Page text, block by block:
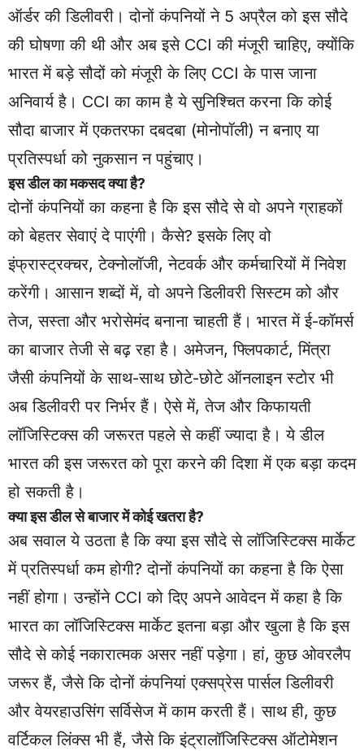
ऑर्डर की डिलीवरी। दोनों कंपनियों ने 5 अप्रैल को इस सौदे
की घोषणा की थी और अब इसे CCI की मंजूरी चाहिए, क्योंकि
भारत में बड़े सौदों को मंजूरी के लिए CCI के पास जाना
अनिवार्य है। CCI का काम है ये सुनिश्चित करना कि कोई
सौदा बाजार में एकतरफा दबदबा (मोनोपॉली) न बनाए या
प्रतिस्पर्धा को नुकसान न पहुंचाए।
इस डील का मकसद क्या है?
दोनों कंपनियों का कहना है कि इस सौदे से वो अपने ग्राहकों
को बेहतर सेवाएं दे पाएंगी। कैसे? इसके लिए वो
इंफ्रास्ट्रक्चर, टेक्नोलॉजी, नेटवर्क और कर्मचारियों में निवेश
करेंगी। आसान शब्दों में, वो अपने डिलीवरी सिस्टम को और
तेज, सस्ता और भरोसेमंद बनाना चाहती हैं। भारत में ई-कॉमर्स
का बाजार तेजी से बढ़ रहा है। अमेजन, फ्लिपकार्ट, मिंत्रा
जैसी कंपनियों के साथ-साथ छोटे-छोटे ऑनलाइन स्टोर भी
अब डिलीवरी पर निर्भर हैं। ऐसे में, तेज और किफायती
लॉजिस्टिक्स की जरूरत पहले से कहीं ज्यादा है। ये डील
भारत की इस जरूरत को पूरा करने की दिशा में एक बड़ा कदम
हो सकती है।
क्या इस डील से बाजार में कोई खतरा है?
अब सवाल ये उठता है कि क्या इस सौदे से लॉजिस्टिक्स मार्केट
में प्रतिस्पर्धा कम होगी? दोनों कंपनियों का कहना है कि ऐसा
नहीं होगा। उन्होंने CCI को दिए अपने आवेदन में कहा है कि
भारत का लॉजिस्टिक्स मार्केट इतना बड़ा और खुला है कि इस
सौदे से कोई नकारात्मक असर नहीं पड़ेगा। हां, कुछ ओवरलैप
जरूर हैं, जैसे कि दोनों कंपनियां एक्सप्रेस पार्सल डिलीवरी
और वेयरहाउसिंग सर्विसेज में काम करती हैं। साथ ही, कुछ
वर्टिकल लिंक्स भी हैं, जैसे कि इंट्रालॉजिस्टिक्स ऑटोमेशन